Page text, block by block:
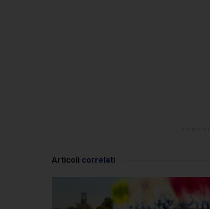
Articoli correlati